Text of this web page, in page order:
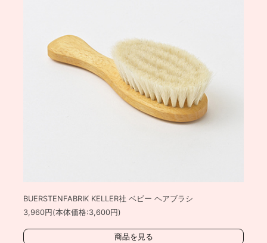
BUERSTENFABRIK KELLER社 ベビー ヘアブラシ
3,960円(本体価格:3,600円)
商品を見る